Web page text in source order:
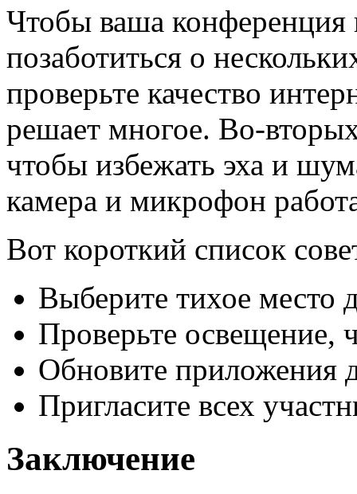
Чтобы ваша конференция
позаботиться о
проверьте качество
решает многое. Во-
чтобы избежать эха и
камера и микрофон
Вот короткий список
Выберите тихое место
Проверьте освещение,
Обновите приложения
Пригласите всех
Заключение